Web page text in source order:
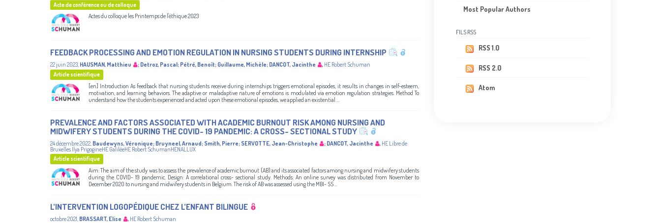
Acte de conférence ou de colloque
Actes du colloque les Printemps de l'éthique 2023
FEEDBACK PROCESSING AND EMOTION REGULATION IN NURSING STUDENTS DURING INTERNSHIP
22 juin 2023 HAUSMAN, Matthieu ; Detroz, Pascal; Pétré, Benoît; Guillaume, Michèle; DANCOT, Jacinthe , HE Robert Schuman
Article scientifique
[en] Introduction As feedback that nursing students receive during internships triggers emotional episodes, it results in changes in self-esteem,
motivation, and learning behaviors. The adaptive or maladaptive nature of emotions is modulated via emotion regulation strategies. Method To
understand how the students experienced and acted upon these emotional episodes, we applied an existential ...
PREVALENCE AND FACTORS ASSOCIATED WITH ACADEMIC BURNOUT RISK AMONG NURSING AND
MIDWIFERY STUDENTS DURING THE COVID- 19 PANDEMIC: A CROSS- SECTIONAL STUDY
24 décembre 2022 Baudewyns, Véronique; Bruyneel, Arnaud; Smith, Pierre; SERVOTTE, Jean-Christophe ; DANCOT, Jacinthe , HE Libre de
Bruxelles Ilya PrigogineHE GaliléeHE Robert SchumanHENALLUX
Article scientifique
Aim: The aim of the study was to assess the prevalence of academic burnout (AB) and its associated factors among nursing and midwifery students
during the COVID- 19 pandemic. Design: A correlational cross- sectional study. Methods: An online survey was distributed from November to
December 2020 to nursing and midwifery students in Belgium. The risk of AB was assessed using the MBI- SS ...
L’INTERVENTION LOGOPÉDIQUE CHEZ L’ENFANT BILINGUE
octobre 2021 BRASSART, Elise , HE Robert Schuman
Most Popular Authors
FILS RSS
RSS 1.0
RSS 2.0
Atom